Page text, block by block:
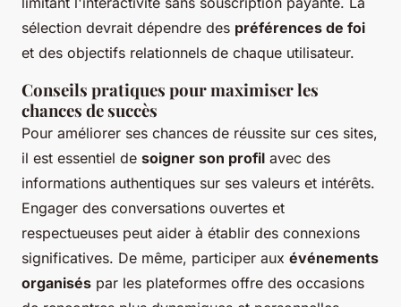
sélection devrait dépendre des préférences de foi
et des objectifs relationnels de chaque utilisateur.
Conseils pratiques pour maximiser les
chances de succès
Pour améliorer ses chances de réussite sur ces sites,
il est essentiel de soigner son profil avec des
informations authentiques sur ses valeurs et intérêts.
Engager des conversations ouvertes et
respectueuses peut aider à établir des connexions
significatives. De même, participer aux événements
organisés par les plateformes offre des occasions